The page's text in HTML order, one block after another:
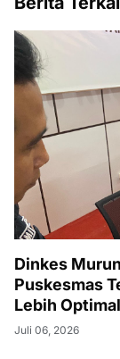
Dinkes
Puskesmas
Lebih Optimal
Juli 06, 2026